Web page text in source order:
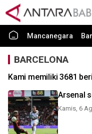
Mancanegara
BARCELONA
Kami memiliki 3681
Arsenal
Kamis, 6